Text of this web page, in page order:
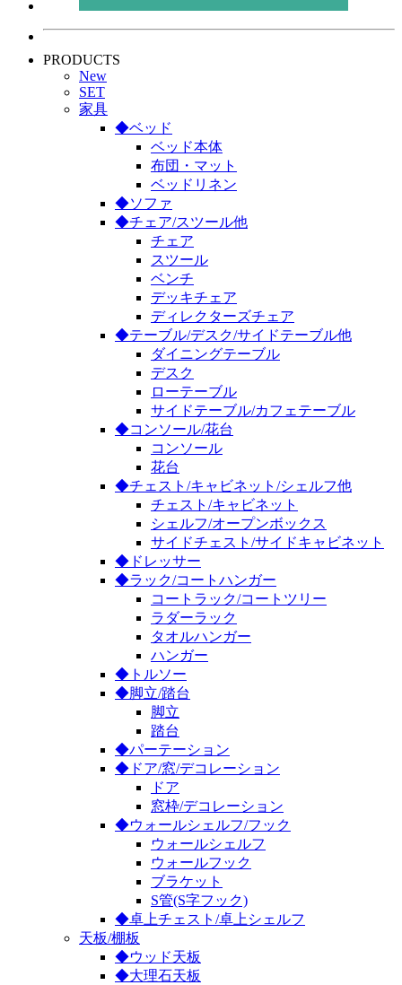
PRODUCTS
New
SET
家具
◆ベッド
ベッド本体
布団・マット
ベッドリネン
◆ソファ
◆チェア/スツール他
チェア
スツール
ベンチ
デッキチェア
ディレクターズチェア
◆テーブル/デスク/サイドテーブル他
ダイニングテーブル
デスク
ローテーブル
サイドテーブル/カフェテーブル
◆コンソール/花台
コンソール
花台
◆チェスト/キャビネット/シェルフ他
チェスト/キャビネット
シェルフ/オープンボックス
サイドチェスト/サイドキャビネット
◆ドレッサー
◆ラック/コートハンガー
コートラック/コートツリー
ラダーラック
タオルハンガー
ハンガー
◆トルソー
◆脚立/踏台
脚立
踏台
◆パーテーション
◆ドア/窓/デコレーション
ドア
窓枠/デコレーション
◆ウォールシェルフ/フック
ウォールシェルフ
ウォールフック
ブラケット
S管(S字フック)
◆卓上チェスト/卓上シェルフ
天板/棚板
◆ウッド天板
◆大理石天板